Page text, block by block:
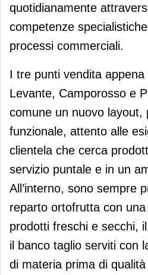
quotidianamente
competenze
processi commerciali.
I tre punti vendita
Levante, Camporosso e
comune un nuovo layout,
funzionale, attento alle
clientela che cerca
servizio puntale e in un
All’interno, sono sempre
reparto ortofrutta con
prodotti freschi e secchi,
il banco taglio serviti con
di materia prima di